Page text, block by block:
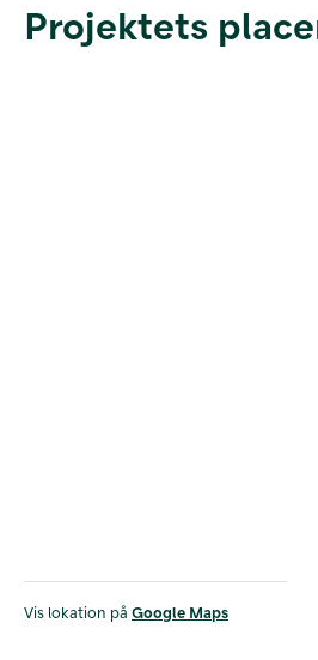
Projektets
Vis lokation på Google Maps